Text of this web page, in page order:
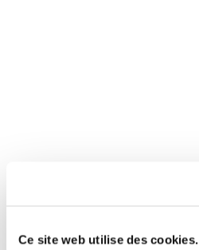
Ce site web utilise des cookies.